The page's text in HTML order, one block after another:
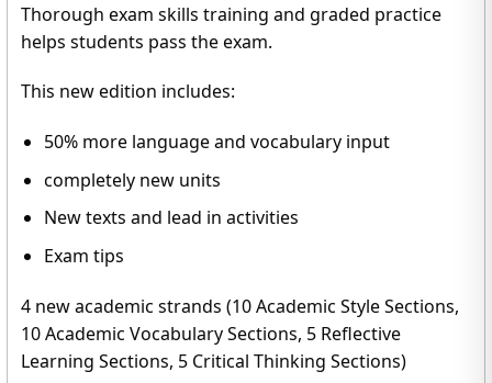
Thorough exam skills training and graded practice
helps students pass the exam.
This new edition includes:
50% more language and vocabulary input
completely new units
New texts and lead in activities
Exam tips
4 new academic strands (10 Academic Style Sections,
10 Academic Vocabulary Sections, 5 Reflective
Learning Sections, 5 Critical Thinking Sections)